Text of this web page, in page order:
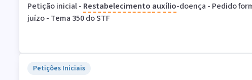
Petição inicial - Restabelecimento auxílio-doença - Pedido
juízo - Tema 350 do STF
Petições Iniciais